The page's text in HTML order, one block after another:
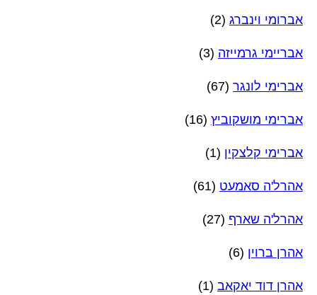
אברומי וינברג (2)
אבריימי גרמייזה (3)
אברימי לונגר (67)
אברימי מושקוביץ (16)
אברימי קלצקין (1)
אהרל'ה סאמעט (61)
אהרל'ה שארף (27)
אהרן ברוין (6)
אהרן דוד יאקאב (1)